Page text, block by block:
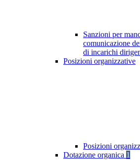
Sanzioni per
comunicazione
di incarichi
Posizioni organizzative
Posizioni
Dotazione organica 1